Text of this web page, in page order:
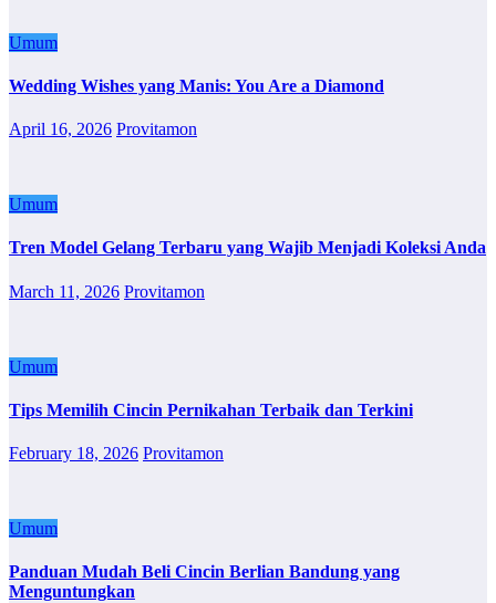
Umum
Wedding Wishes yang Manis: You Are a Diamond
April 16, 2026 Provitamon
Umum
Tren Model Gelang Terbaru yang Wajib Menjadi Koleksi Anda
March 11, 2026 Provitamon
Umum
Tips Memilih Cincin Pernikahan Terbaik dan Terkini
February 18, 2026 Provitamon
Umum
Panduan Mudah Beli Cincin Berlian Bandung yang
Menguntungkan